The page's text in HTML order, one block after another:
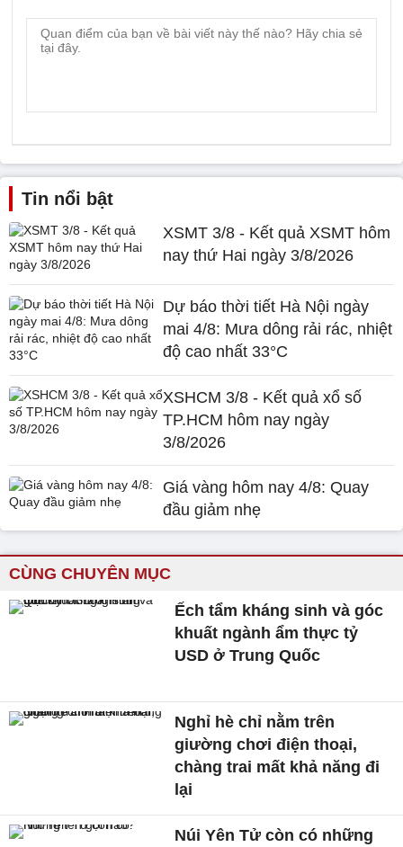
Tin nổi bật
XSMT 3/8 - Kết quả XSMT hôm
nay thứ Hai ngày 3/8/2026
Dự báo thời tiết Hà Nội ngày
mai 4/8: Mưa dông rải rác, nhiệt
độ cao nhất 33°C
XSHCM 3/8 - Kết quả xổ số
TP.HCM hôm nay ngày
3/8/2026
Giá vàng hôm nay 4/8: Quay
đầu giảm nhẹ
CÙNG CHUYÊN MỤC
Ếch tẩm kháng sinh và góc
khuất ngành ẩm thực tỷ
USD ở Trung Quốc
Nghỉ hè chỉ nằm trên
giường chơi điện thoại,
chàng trai mất khả năng đi
lại
Núi Yên Tử còn có những